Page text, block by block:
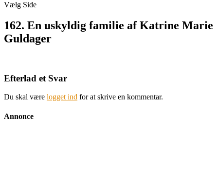
Vælg Side
162. En uskyldig familie af Katrine Marie
Guldager
Efterlad et Svar
Du skal være logget ind for at skrive en kommentar.
Annonce